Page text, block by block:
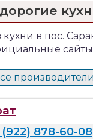
кухни в пос.
(922) 878-60-08